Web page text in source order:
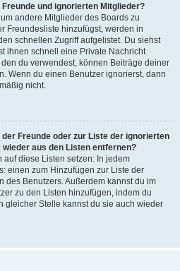
und ignorierten Mitglieder?
andere Mitglieder des Boards zu
Freundesliste hinzufügst, werden in
schnellen Zugriff aufgelistet. Du siehst
ihnen schnell eine Private Nachricht
du verwendest, können Beiträge deiner
Wenn du einen Benutzer ignorierst, dann
nicht.
Freunde oder zur Liste der ignorierten
aus den Listen entfernen?
auf diese Listen setzen: In jedem
einen zum Hinzufügen zur Liste der
des Benutzers. Außerdem kannst du im
zu den Listen hinzufügen, indem du
gleicher Stelle kannst du sie auch wieder